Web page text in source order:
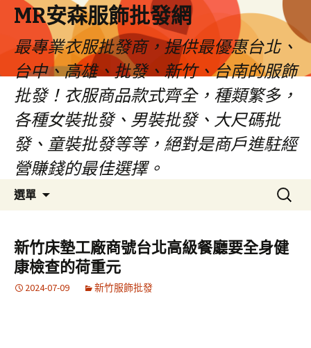
MR安森服飾批發網
最專業衣服批發商，提供最優惠台北、
台中、高雄、批發、新竹、台南的服飾
批發！衣服商品款式齊全，種類繁多，
各種女裝批發、男裝批發、大尺碼批
發、童裝批發等等，絕對是商戶進駐經
營賺錢的最佳選擇。
選單
容
區
搜
尋
鍵
字:
新竹床墊工廠商號台北高級餐廳要全身健
康檢查的荷重元
2024-07-09 新竹服飾批發